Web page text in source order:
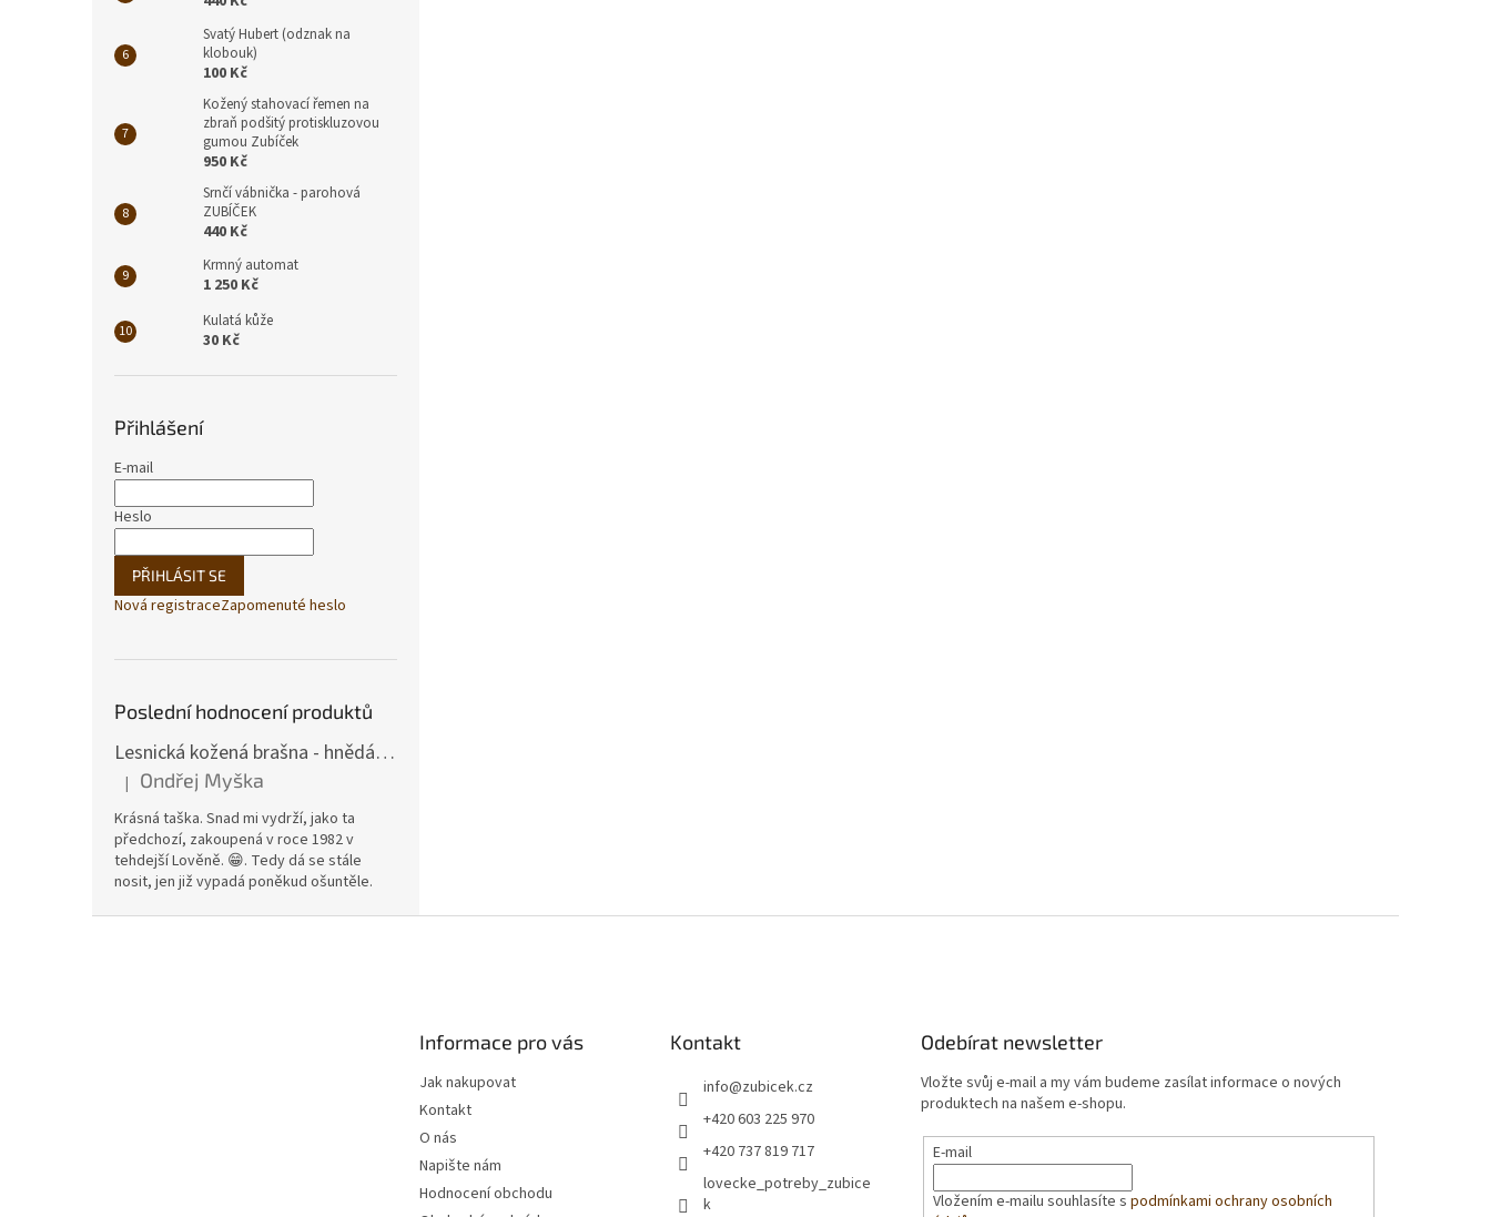
Svatý Hubert (odznak na
klobouk)
100 Kč
Kožený stahovací řemen na
zbraň podšitý protiskluzovou
gumou Zubíček
950 Kč
Srnčí vábnička - parohová
ZUBÍČEK
440 Kč
Krmný automat
1 250 Kč
Kulatá kůže
30 Kč
Přihlášení
E-mail
Heslo
PŘIHLÁSIT SE
Nová registraceZapomenuté heslo
Poslední hodnocení produktů
Lesnická kožená brašna - hnědá hovězina
Hodnocení produktu je 5 z 5 hvězdiček.
| Ondřej Myška
Krásná taška. Snad mi vydrží, jako ta
předchozí, zakoupená v roce 1982 v
tehdejší Lověně. 😁. Tedy dá se stále
nosit, jen již vypadá poněkud ošuntěle.
Informace pro vás
Jak nakupovat
Kontakt
O nás
Napište nám
Hodnocení obchodu
Kontakt
info@zubicek.cz
+420 603 225 970
+420 737 819 717
lovecke_potreby_zubice
k
Odebírat newsletter
Vložte svůj e-mail a my vám budeme zasílat informace o nových
produktech na našem e-shopu.
E-mail
Vložením e-mailu souhlasíte spodmínkami ochrany osobních